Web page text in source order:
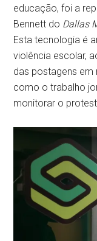
educação, foi a
Bennett do Dallas
Esta tecnologia é
violência escolar,
das postagens em
como o trabalho
monitorar o